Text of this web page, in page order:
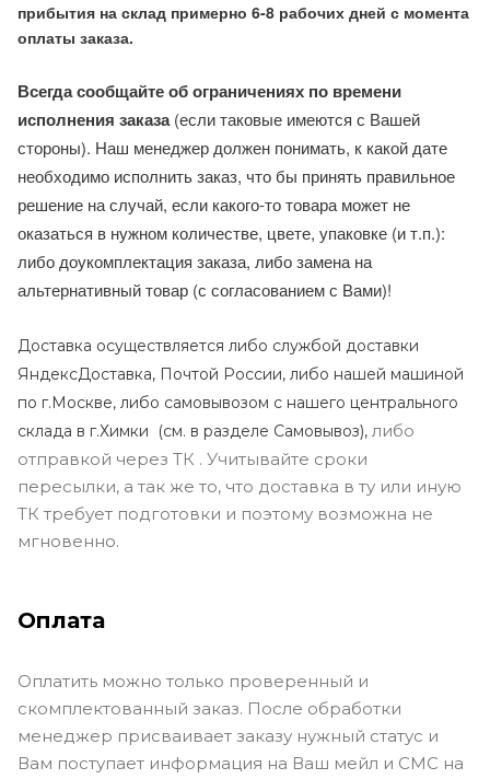
прибытия на склад примерно 6-8 рабочих дней с момента
оплаты заказа.
Всегда сообщайте об ограничениях по времени
исполнения заказа(если таковые имеются с Вашей
стороны). Наш менеджер должен понимать, к какой дате
необходимо исполнить заказ, что бы принять правильное
решение на случай, если какого-то товара может не
оказаться в нужном количестве, цвете, упаковке (и т.п.):
либо доукомплектация заказа, либо замена на
альтернативный товар (с согласованием с Вами)!
Доставка осуществляется либо службой доставки
ЯндексДоставка, Почтой России, либо нашей машиной
по г.Москве, либо самовывозом с нашего центрального
склада в г.Химки (см. в разделе Самовывоз), либо
отправкой через ТК . Учитывайте сроки
пересылки, а так же то, что доставка в ту или иную
ТК требует подготовки и поэтому возможна не
мгновенно.
Оплата
Оплатить можно только проверенный и
скомплектованный заказ. После обработки
менеджер присваивает заказу нужный статус и
Вам поступает информация на Ваш мейл и СМС на